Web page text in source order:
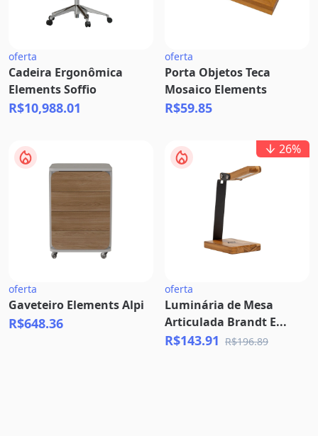
oferta
Cadeira Ergonômica
Elements Soffio
R$10,988.01
oferta
Porta Objetos Teca
Mosaico Elements
R$59.85
oferta
Gaveteiro Elements Alpi
R$648.36
26%
oferta
Luminária de Mesa
Articulada Brandt E...
R$143.91 R$196.89